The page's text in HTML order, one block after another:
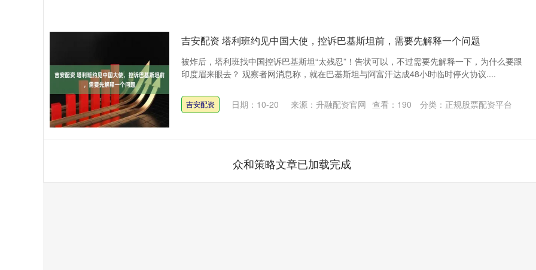
吉安配资 塔利班约见中国大使，控诉巴基斯坦前，需要先解释一个问题
被炸后，塔利班找中国控诉巴基斯坦“太残忍”！告状可以，不过需要先解释一下，为什么要跟
印度眉来眼去？ 观察者网消息称，就在巴基斯坦与阿富汗达成48小时临时停火协议....
吉安配资 日期：10-20 来源：升融配资官网 查看： 190 分类： 正规股票配资平台
众和策略文章已加载完成